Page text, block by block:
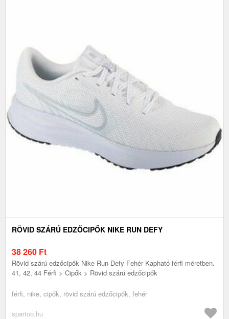
RÖVID SZÁRÚ EDZŐCIPŐK NIKE RUN DEFY
38 260 Ft
Rövid szárú edzőcipők Nike Run Defy Fehér Kapható férfi méretben.
41, 42, 44 Férfi > Cipők > Rövid szárú edzőcipők
férfi, nike, cipők, rövid szárú edzőcipők, fehér
spartoo.hu